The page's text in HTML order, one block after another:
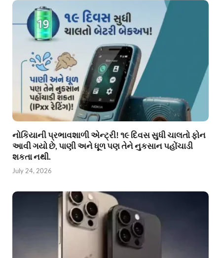
નોકિયાની પ્રભાવશાળી એન્ટ્રી! ૧૯ દિવસ સુધી ચાલતો ફોન
આવી ગયો છે, પાણી અને ધૂળ પણ તેને નુકસાન પહોંચાડી
શકતા નથી.
July 24, 2026